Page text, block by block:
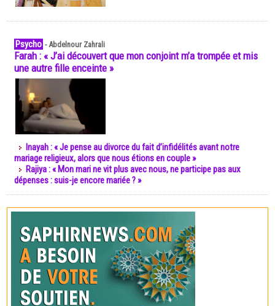
Psycho -Abdelnour Zahrali
Farah : « J’ai découvert que mon conjoint m’a trompée et mis
une autre fille enceinte »
Inayah : « Je pense au divorce du fait d’infidélités avant notre
mariage religieux, alors que nous étions en couple »
Rajiya : « Mon mari ne vit plus avec nous, ne participe pas aux
dépenses : suis-je encore mariée ? »